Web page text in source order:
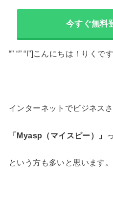
今すぐ無料
“” “” “l”]こんにちは！りくです
インターネットでビジネス
「Myasp （マイスピー）」
という方も多いと思います。